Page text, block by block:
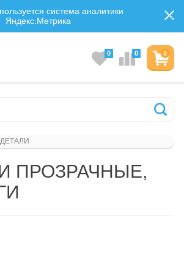
система аналитики
Яндекс.Метрика
0
0 0
ПРОЗРАЧНЫЕ,